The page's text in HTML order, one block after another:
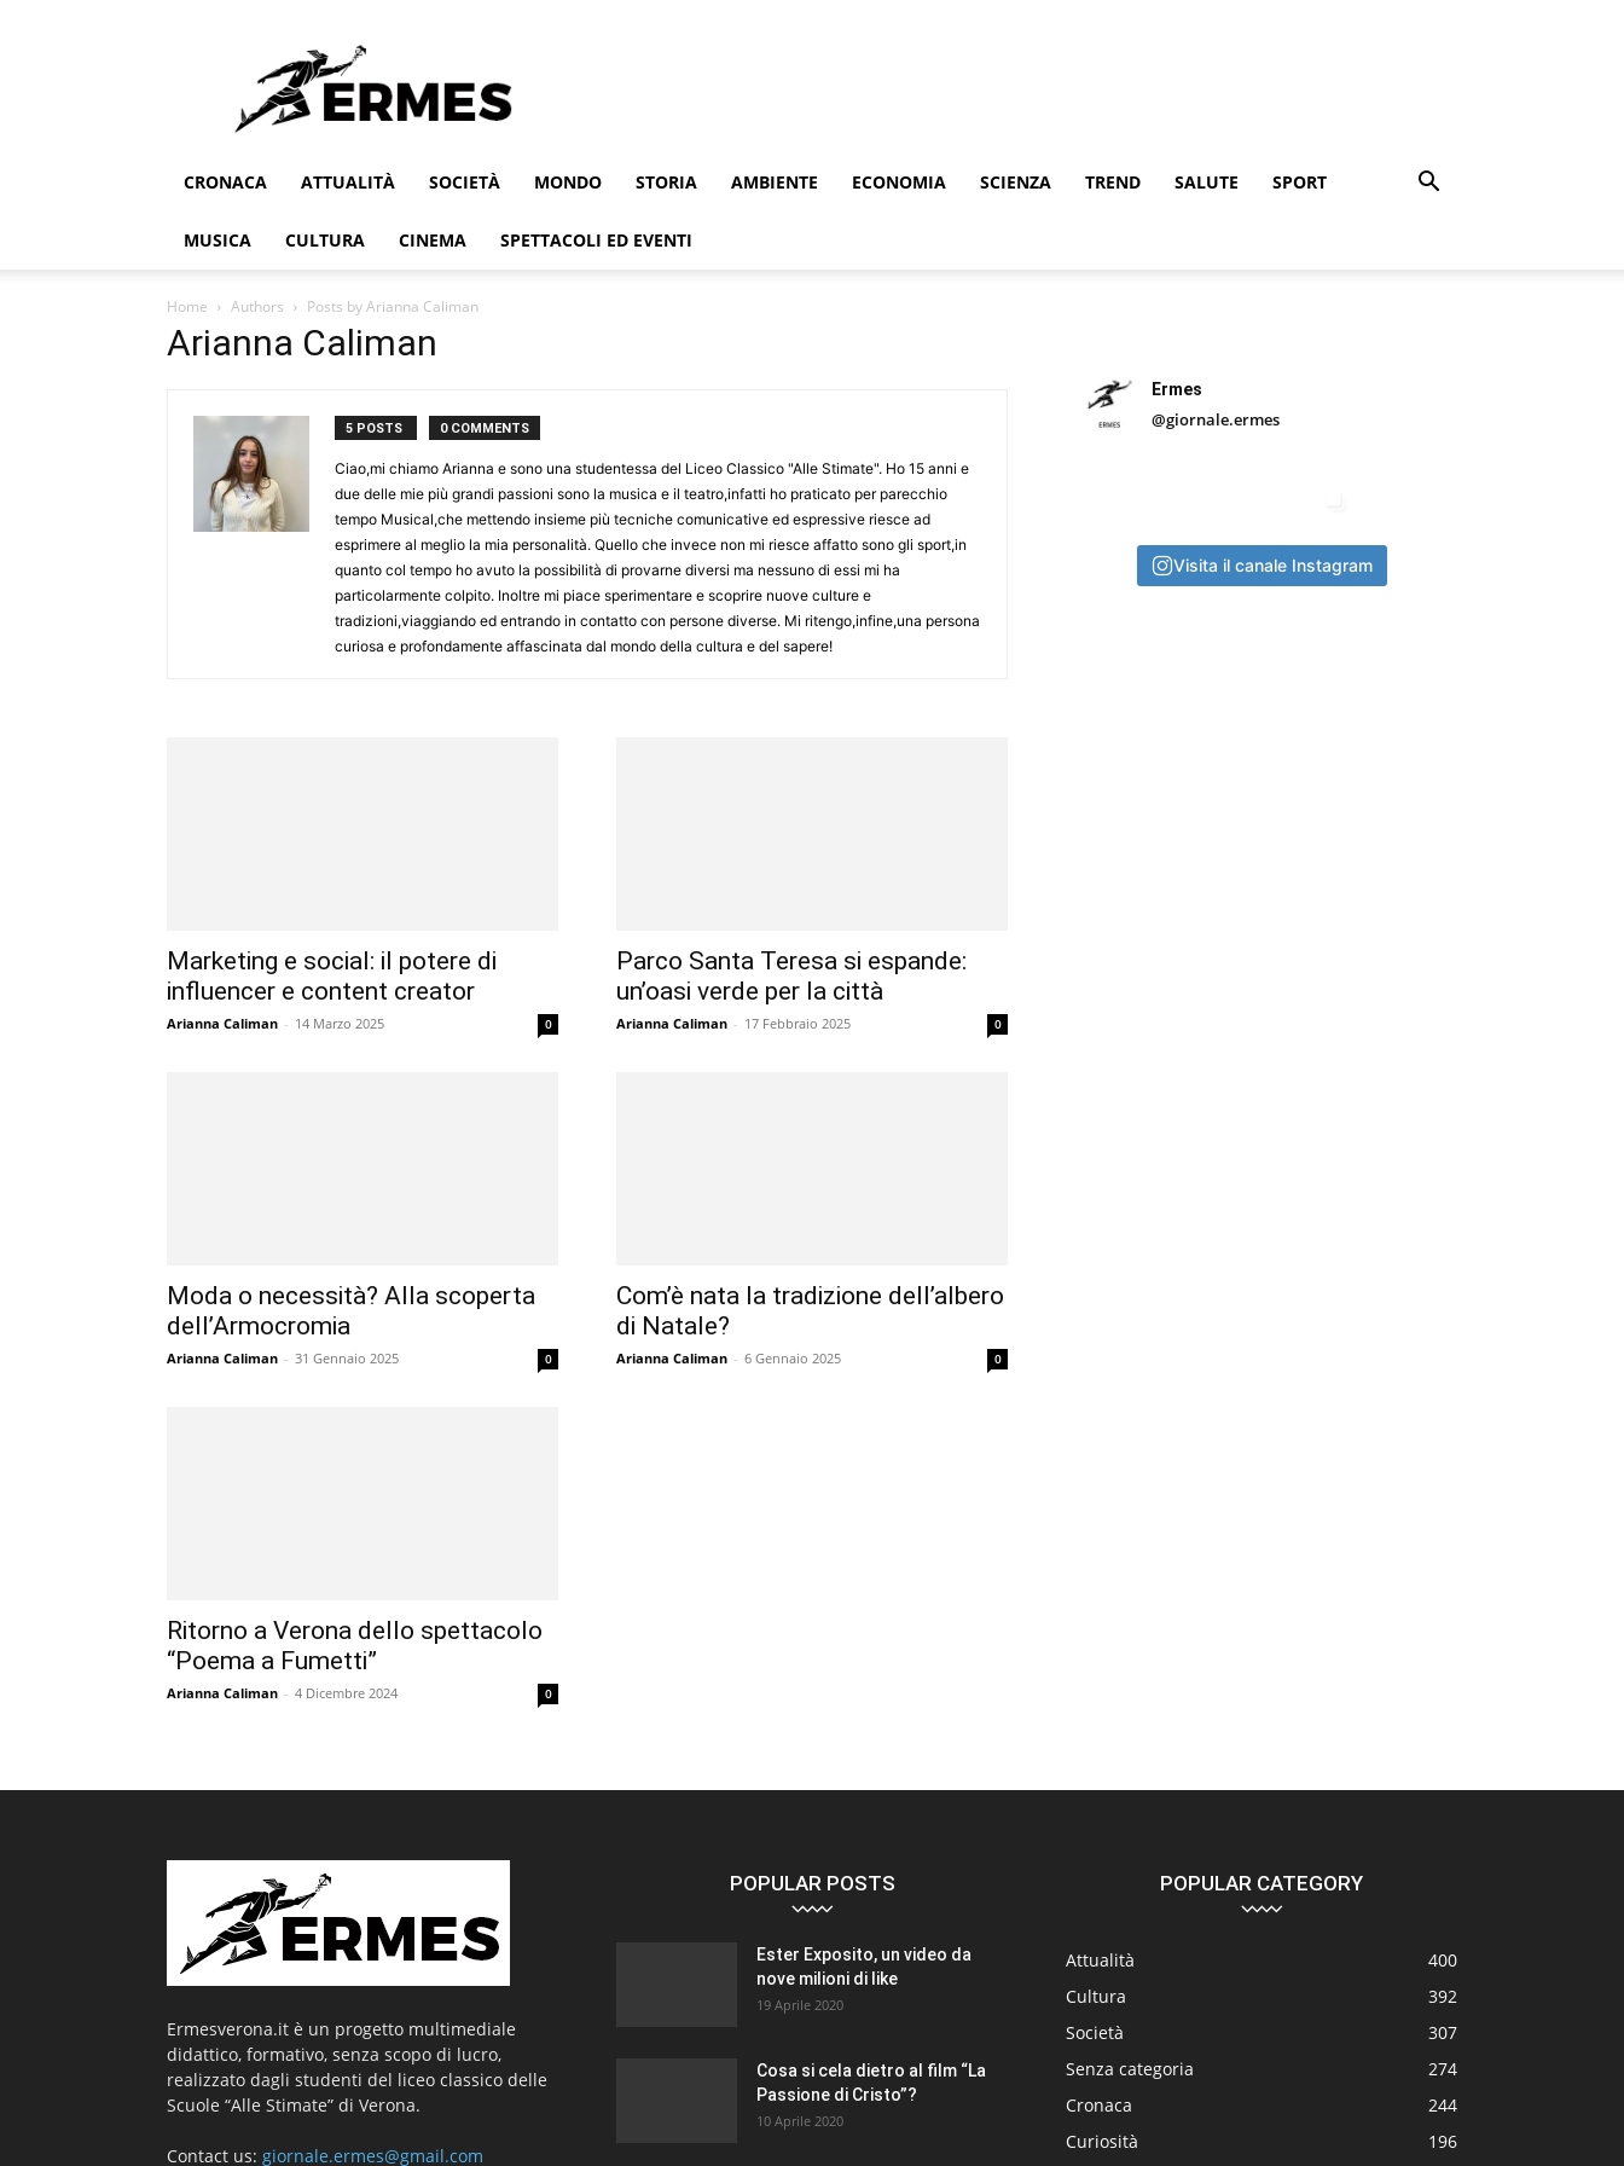
CRONACA ATTUALITÀ SOCIETÀ MONDO STORIA AMBIENTE ECONOMIA SCIENZA TREND SALUTE SPORT
MUSICA CULTURA CINEMA SPETTACOLI ED EVENTI
Home Authors Posts by Arianna Caliman
Arianna Caliman
5 POSTS 0 COMMENTS
Ciao,mi chiamo Arianna e sono una studentessa del Liceo Classico "Alle Stimate". Ho 15 anni e
due delle mie più grandi passioni sono la musica e il teatro,infatti ho praticato per parecchio
tempo Musical,che mettendo insieme più tecniche comunicative ed espressive riesce ad
esprimere al meglio la mia personalità. Quello che invece non mi riesce affatto sono gli sport,in
quanto col tempo ho avuto la possibilità di provarne diversi ma nessuno di essi mi ha
particolarmente colpito. Inoltre mi piace sperimentare e scoprire nuove culture e
tradizioni,viaggiando ed entrando in contatto con persone diverse. Mi ritengo,infine,una persona
curiosa e profondamente affascinata dal mondo della cultura e del sapere!
Marketing e social: il potere di
influencer e content creator
Arianna Caliman - 14 Marzo 2025 0
Parco Santa Teresa si espande:
un’oasi verde per la città
Arianna Caliman - 17 Febbraio 2025 0
Moda o necessità? Alla scoperta
dell’Armocromia
Arianna Caliman - 31 Gennaio 2025 0
Com’è nata la tradizione dell’albero
di Natale?
Arianna Caliman - 6 Gennaio 2025 0
Ritorno a Verona dello spettacolo
“Poema a Fumetti”
Arianna Caliman - 4 Dicembre 2024 0
Ermes
@giornale.ermes
Visita il canale Instagram
Ermesverona.it è un progetto multimediale
didattico, formativo, senza scopo di lucro,
realizzato dagli studenti del liceo classico delle
Scuole “Alle Stimate” di Verona.
Contact us: giornale.ermes@gmail.com
POPULAR POSTS
Ester Exposito, un video da
nove milioni di like
19 Aprile 2020
Cosa si cela dietro al film “La
Passione di Cristo”?
10 Aprile 2020
POPULAR CATEGORY
Attualità
400
Cultura
392
Società
307
Senza categoria
274
Cronaca
244
Curiosità
196